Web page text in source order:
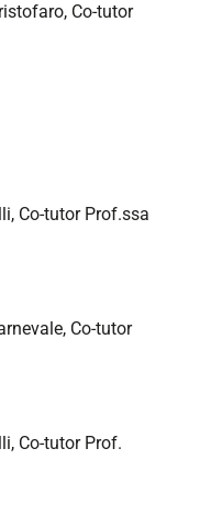
Co-tutor
Co-tutor Prof.ssa
Co-tutor
Co-tutor Prof.